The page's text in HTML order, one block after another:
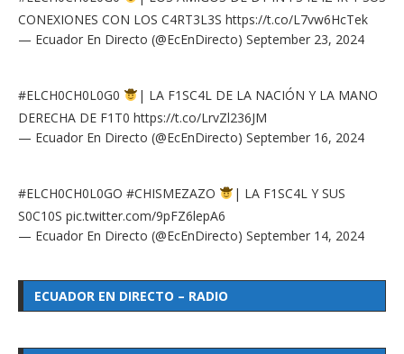
CONEXIONES CON LOS C4RT3L3S https://t.co/L7vw6HcTek
— Ecuador En Directo (@EcEnDirecto) September 23, 2024
#ELCH0CH0L0G0
| LA F1SC4L DE LA NACIÓN Y LA MANO
DERECHA DE F1T0 https://t.co/LrvZl236JM
— Ecuador En Directo (@EcEnDirecto) September 16, 2024
#ELCH0CH0L0GO #CHISMEZAZO
| LA F1SC4L Y SUS
S0C10S pic.twitter.com/9pFZ6lepA6
— Ecuador En Directo (@EcEnDirecto) September 14, 2024
ECUADOR EN DIRECTO – RADIO